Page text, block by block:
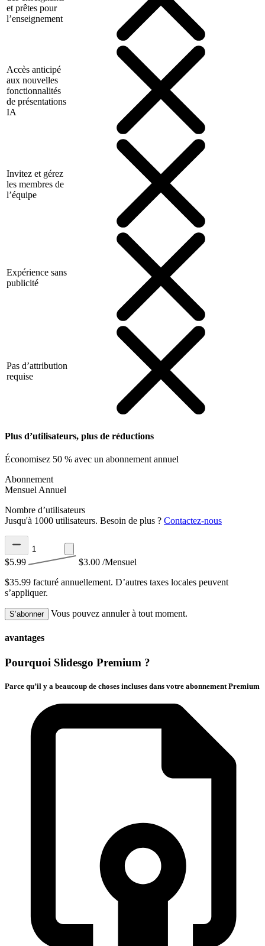
et prêtes pour
l’enseignement
Accès anticipé
aux nouvelles
fonctionnalités
de présentations
IA
Invitez et gérez
les membres de
l’équipe
Expérience sans
publicité
Pas d’attribution
requise
Plus d’utilisateurs, plus de réductions
Économisez 50 % avec un abonnement annuel
Abonnement
Mensuel Annuel
Nombre d’utilisateurs
Jusqu'à 1000 utilisateurs. Besoin de plus ? Contactez-nous
$5.99 $3.00 /Mensuel
$35.99 facturé annuellement. D’autres taxes locales peuvent
s’appliquer.
S’abonner Vous pouvez annuler à tout moment.
avantages
Pourquoi Slidesgo Premium ?
Parce qu’il y a beaucoup de choses incluses dans votre abonnement Premium